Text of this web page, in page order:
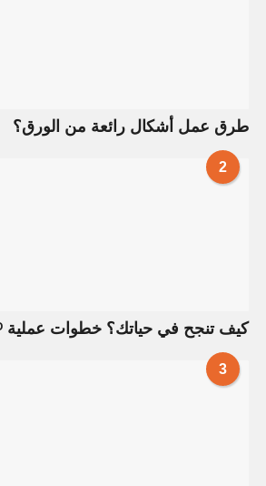
طرق عمل أشكال رائعة من الورق؟
2
كيف تنجح في حياتك؟ خطوات عملية ᴴᴰ
3